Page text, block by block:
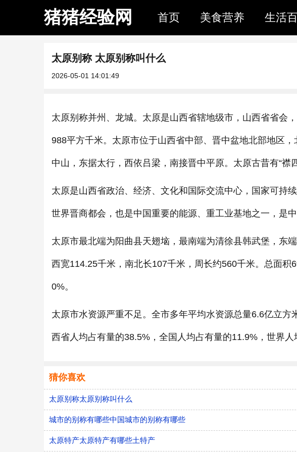
猪猪经验网 首页 美食营养 生活
太原别称 太原别称叫什么
2026-05-01 14:01:49
太原别称并州、龙城。太原是山西省辖地级市，山西省省会
988平方千米。太原市位于山西省中部、晋中盆地北部地区
中山，东据太行，西依吕梁，南接晋中平原。太原古昔有“襟
太原是山西省政治、经济、文化和国际交流中心，国家可持
世界晋商都会，也是中国重要的能源、重工业基地之一，是
太原市最北端为阳曲县天翅垴，最南端为清徐县韩武堡，东
西宽114.25千米，南北长107千米，周长约560千米。总面积
0%。
太原市水资源严重不足。全市多年平均水资源总量6.6亿立方
西省人均占有量的38.5%，全国人均占有量的11.9%，世界人
猜你喜欢
太原别称太原别称叫什么
城市的别称有哪些中国城市的别称有哪些
太原特产太原特产有哪些土特产